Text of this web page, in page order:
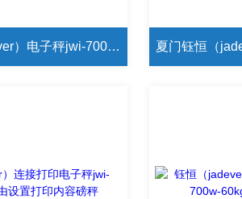
夏门钰恒（jadever）电子秤jwi-700c电子秤校正方法